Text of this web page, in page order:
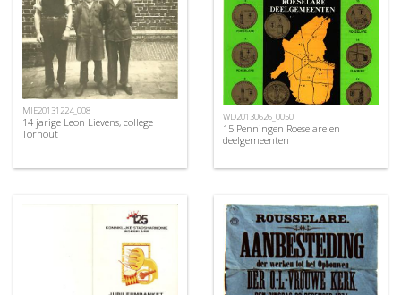
MIE20131224_008
14 jarige Leon Lievens, college
Torhout
WD20130626_0050
15 Penningen Roeselare en
deelgemeenten